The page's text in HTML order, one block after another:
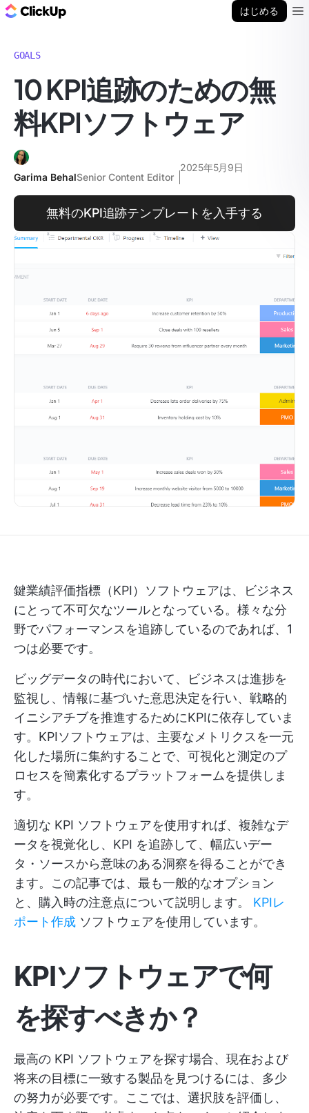
はじめる
GOALS
10 KPI追跡のための無
料KPIソフトウェア
Garima BehalSenior Content Editor
2025年5月9日
無料のKPI追跡テンプレートを入手する
鍵業績評価指標（KPI）ソフトウェアは、ビジネス
にとって不可欠なツールとなっている。様々な分
野でパフォーマンスを追跡しているのであれば、1
つは必要です。
ビッグデータの時代において、ビジネスは進捗を
監視し、情報に基づいた意思決定を行い、戦略的
イニシアチブを推進するためにKPIに依存していま
す。KPIソフトウェアは、主要なメトリクスを一元
化した場所に集約することで、可視化と測定のプ
ロセスを簡素化するプラットフォームを提供しま
す。
適切な KPI ソフトウェアを使用すれば、複雑なデ
ータを視覚化し、KPI を追跡して、幅広いデー
タ・ソースから意味のある洞察を得ることができ
ます。この記事では、最も一般的なオプション
と、購入時の注意点について説明します。 KPIレ
ポート作成 ソフトウェアを使用しています。
KPIソフトウェアで何
を探すべきか？
最高の KPI ソフトウェアを探す場合、現在および
将来の目標に一致する製品を見つけるには、多少
の努力が必要です。ここでは、選択肢を評価し、